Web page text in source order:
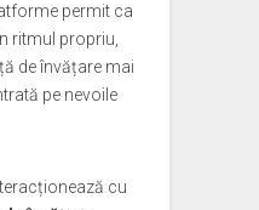
permit ca
ritmul propriu,
de învățare mai
pe nevoile
cu